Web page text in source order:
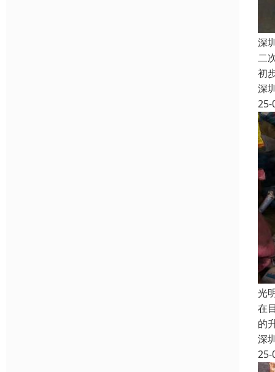
深
二
初
深
25-
光
在
的
深
25-